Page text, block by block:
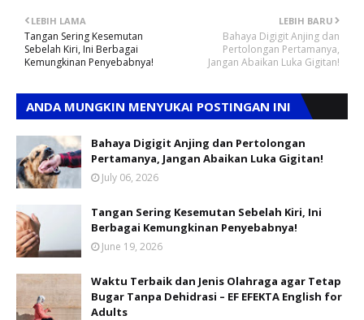
LEBIH BARU
Bahaya Digigit Anjing dan
Pertolongan Pertamanya,
Jangan Abaikan Luka Gigitan!
LEBIH LAMA
Tangan Sering Kesemutan
Sebelah Kiri, Ini Berbagai
Kemungkinan Penyebabnya!
ANDA MUNGKIN MENYUKAI POSTINGAN INI
Bahaya Digigit Anjing dan Pertolongan
Pertamanya, Jangan Abaikan Luka Gigitan!
July 06, 2026
Tangan Sering Kesemutan Sebelah Kiri, Ini
Berbagai Kemungkinan Penyebabnya!
June 19, 2026
Waktu Terbaik dan Jenis Olahraga agar Tetap
Bugar Tanpa Dehidrasi – EF EFEKTA English for
Adults